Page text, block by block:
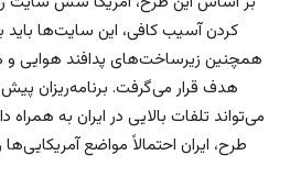
کردن آسیب کافی، این سایت‌ها باید
همچنین زیرساخت‌های پدافند هوایی
هدف قرار می‌گرفت. برنامه‌ریزان
می‌تواند تلفات بالایی در ایران به
طرح، ایران احتمالاً مواضع